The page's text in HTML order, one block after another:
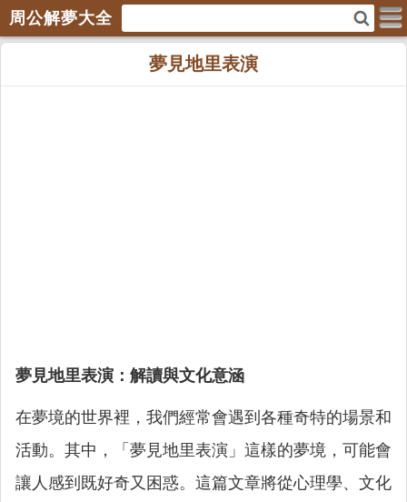
周公解夢大全
夢見地里表演
夢見地里表演：解讀與文化意涵
在夢境的世界裡，我們經常會遇到各種奇特的場景和
活動。其中，「夢見地里表演」這樣的夢境，可能會
讓人感到既好奇又困惑。這篇文章將從心理學、文化